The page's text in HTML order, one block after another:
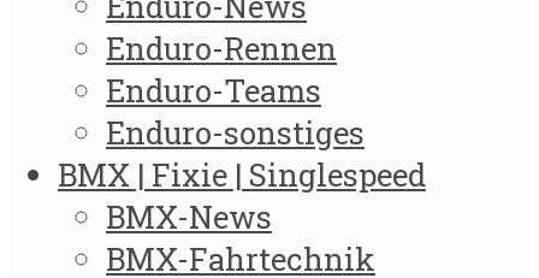
Enduro-Rennen
Enduro-Teams
Enduro-sonstiges
BMX | Fixie | Singlespeed
BMX-News
BMX-Fahrtechnik